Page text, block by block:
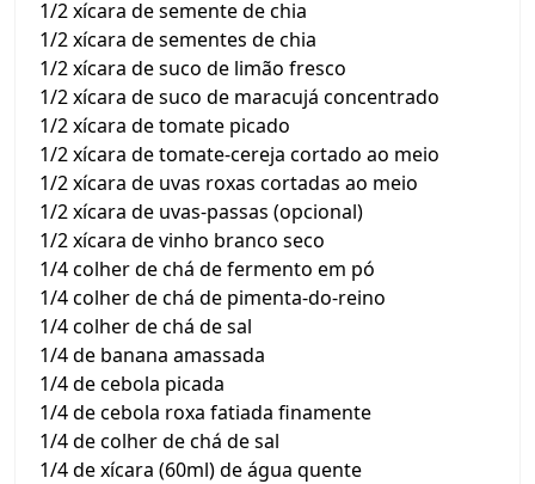
1/2 xícara de semente de chia
1/2 xícara de sementes de chia
1/2 xícara de suco de limão fresco
1/2 xícara de suco de maracujá concentrado
1/2 xícara de tomate picado
1/2 xícara de tomate-cereja cortado ao meio
1/2 xícara de uvas roxas cortadas ao meio
1/2 xícara de uvas-passas (opcional)
1/2 xícara de vinho branco seco
1/4 colher de chá de fermento em pó
1/4 colher de chá de pimenta-do-reino
1/4 colher de chá de sal
1/4 de banana amassada
1/4 de cebola picada
1/4 de cebola roxa fatiada finamente
1/4 de colher de chá de sal
1/4 de xícara (60ml) de água quente